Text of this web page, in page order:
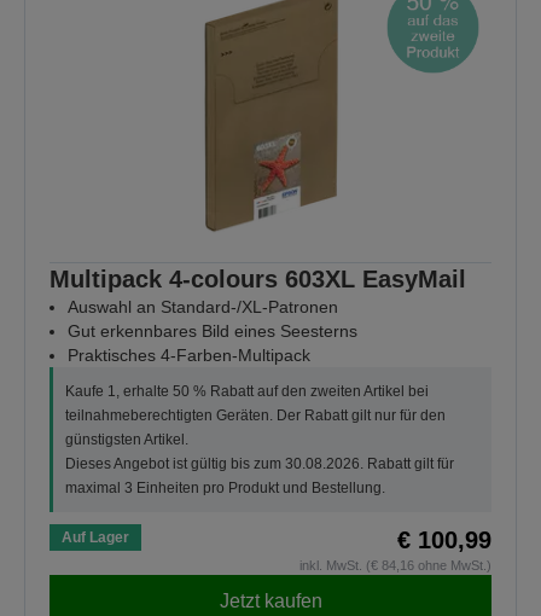
Multipack 4-colours 603XL EasyMail
Auswahl an Standard-/XL-Patronen
Gut erkennbares Bild eines Seesterns
Praktisches 4-Farben-Multipack
Kaufe 1, erhalte 50 % Rabatt auf den zweiten Artikel bei
teilnahmeberechtigten Geräten. Der Rabatt gilt nur für den
günstigsten Artikel.
Dieses Angebot ist gültig bis zum 30.08.2026. Rabatt gilt für
maximal 3 Einheiten pro Produkt und Bestellung.
Auf Lager € 100,99
inkl. MwSt. (€ 84,16 ohne MwSt.)
Jetzt kaufen